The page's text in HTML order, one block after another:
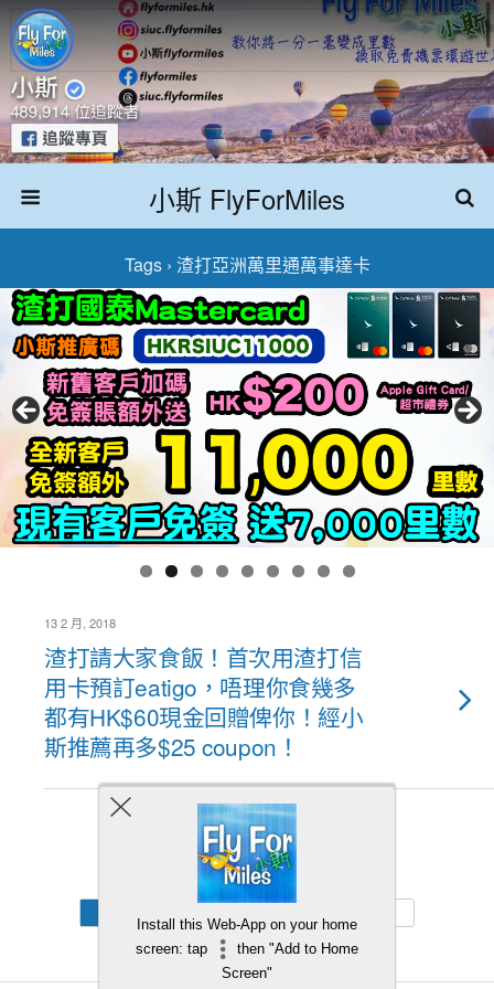
小斯 FlyForMiles
Tags › 渣打亞洲萬里通萬事達卡
13 2 月, 2018
渣打請大家食飯！首次用渣打信
用卡預訂eatigo，唔理你食幾多
都有HK$60現金回贈俾你！經小
斯推薦再多$25 coupon！
Back to top
Install this Web-App on your home
screen: tap
then "Add to Home
Screen"